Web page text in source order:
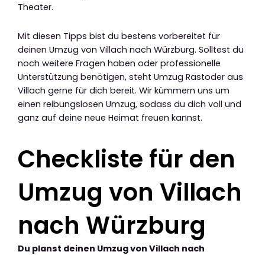
Theater.
Mit diesen Tipps bist du bestens vorbereitet für
deinen Umzug von Villach nach Würzburg. Solltest du
noch weitere Fragen haben oder professionelle
Unterstützung benötigen, steht Umzug Rastoder aus
Villach gerne für dich bereit. Wir kümmern uns um
einen reibungslosen Umzug, sodass du dich voll und
ganz auf deine neue Heimat freuen kannst.
Checkliste für den
Umzug von Villach
nach Würzburg
Du planst deinen Umzug von Villach nach